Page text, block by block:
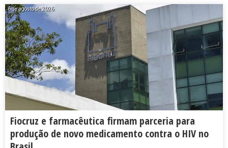
6 de agosto de 2026
Fiocruz e farmacêutica firmam parceria para
produção de novo medicamento contra o HIV no